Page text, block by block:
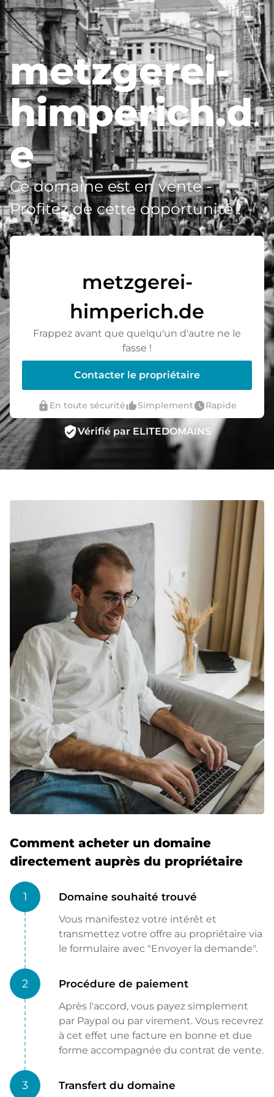
metzgerei-
himperich.d
e
Ce domaine est en vente -
Profitez de cette opportunité !
metzgerei-
himperich.de
Frappez avant que quelqu'un d'autre ne le
fasse !
Contacter le propriétaire
lock En toute sécuritéthumb_up_altSimplementwatch_laterRapide
verified_userVérifié par ELITEDOMAINS
Comment acheter un domaine
directement auprès du propriétaire
1 Domaine souhaité trouvé
Vous manifestez votre intérêt et
transmettez votre offre au propriétaire via
le formulaire avec "Envoyer la demande".
2 Procédure de paiement
Après l'accord, vous payez simplement
par Paypal ou par virement. Vous recevrez
à cet effet une facture en bonne et due
forme accompagnée du contrat de vente.
3 Transfert du domaine